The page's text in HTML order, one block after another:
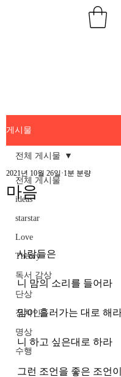
게시물
전체 게시물
ideas
starstar
Love
Theory
독서 감상
단상
정치인
명상
수행
전체 게시물
마음
2021년 10월 26일 1분 분량
사람들은
니 맘의 소리를 들어라
맘이 흘러가는 대로 해
니 하고 싶은대로 하라
그런 조언을 좋은 조언